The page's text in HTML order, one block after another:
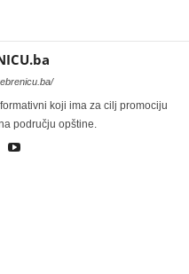
koji ima za cilj promociju
području opštine.